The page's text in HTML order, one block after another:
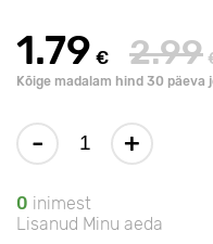
1.79 € 2.99
Kõige madalam hind 30 päeva
- +
0 inimest
Lisanud Minu aeda